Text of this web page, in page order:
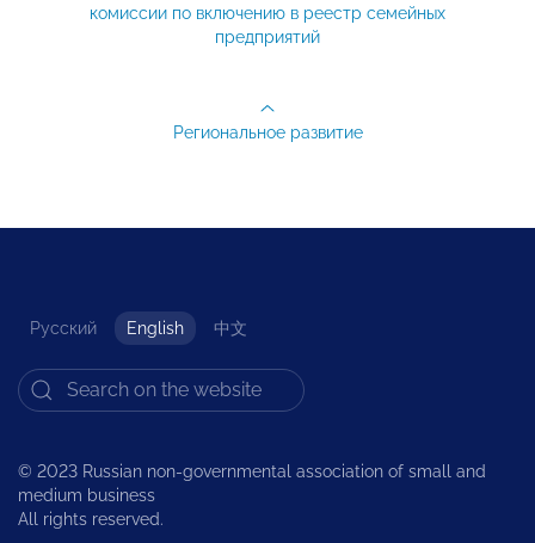
комиссии по включению в реестр семейных
предприятий
Региональное развитие
Русский English 中文
© 2023 Russian non-governmental association of small and
medium business
All rights reserved.